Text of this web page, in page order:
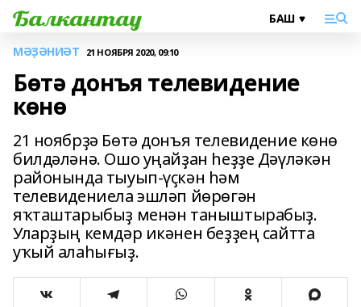
МӘҘӘНИӘТ 21 НОЯБРЯ 2020, 09:10
Бөтә донъя телевидение
көнө
21 ноябрҙә Бөтә донъя телевидение көнө
билдәләнә. Ошо уңайҙан һеҙҙе Дәүләкән
районында тыуып-үҫкән һәм
телевидениела эшләп йөрөгән
яҡташтарыбыҙ менән таныштырабыҙ.
Уларҙың кемдәр икәнен беҙҙең сайтта
уҡый алаһығыҙ.